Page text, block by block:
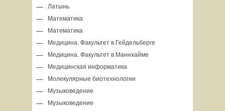
Латынь
Математика
Математика
Медицина. Факультет в Гейдельберге
Медицина. Факультет в Маннхайме
Медицинская информатика
Молекулярные биотехнологии
Музыковедение
Музыковедение